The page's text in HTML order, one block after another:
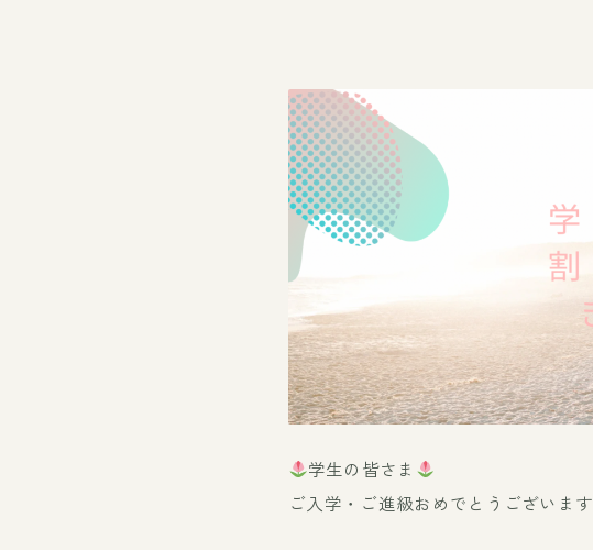
学生の皆さま
ご入学・ご進級おめでとうございます